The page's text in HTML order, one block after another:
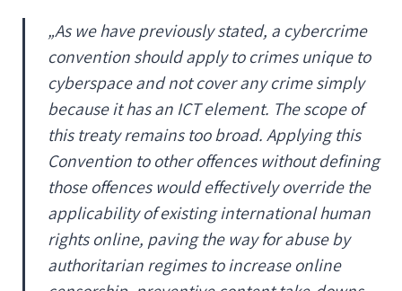
„As we have previously stated, a cybercrime
convention should apply to crimes unique to
cyberspace and not cover any crime simply
because it has an ICT element. The scope of
this treaty remains too broad. Applying this
Convention to other offences without defining
those offences would effectively override the
applicability of existing international human
rights online, paving the way for abuse by
authoritarian regimes to increase online